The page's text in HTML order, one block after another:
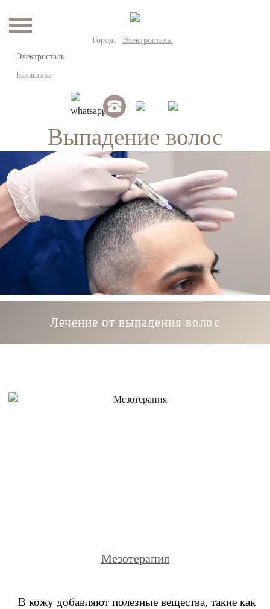
Город:
Электросталь
Электросталь
Балашиха
Выпадение волос
Лечение от выпадения волос
Мезотерапия
В кожу добавляют полезные вещества, такие как